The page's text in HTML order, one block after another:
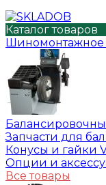
Каталог товаров
Шиномонтажное
Запчасти для
Конусы и гайки
Опции и
Все товары